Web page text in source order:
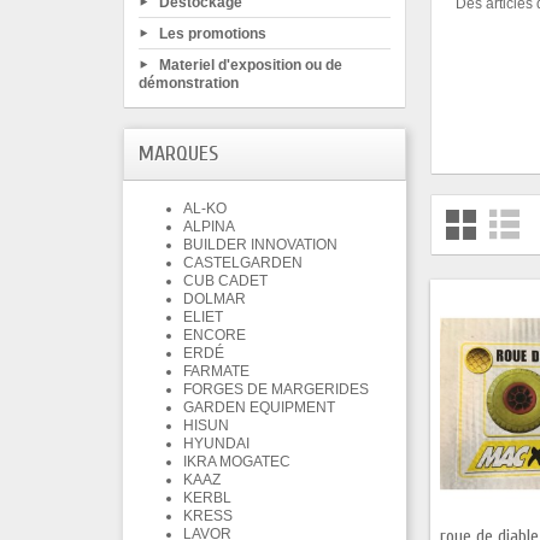
Les promotions
Materiel d'exposition ou de
démonstration
MARQUES
AL-KO
ALPINA
BUILDER INNOVATION
CASTELGARDEN
CUB CADET
DOLMAR
ELIET
ENCORE
ERDÉ
FARMATE
FORGES DE MARGERIDES
GARDEN EQUIPMENT
HISUN
HYUNDAI
IKRA MOGATEC
KAAZ
KERBL
KRESS
LAVOR